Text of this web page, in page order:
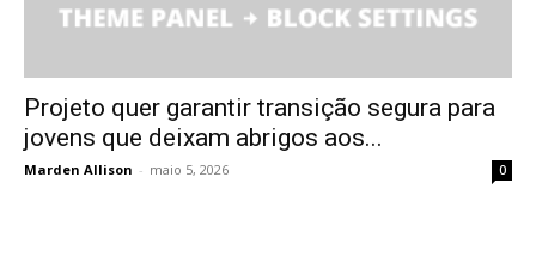
Projeto quer garantir transição segura para
jovens que deixam abrigos aos...
Marden Allison - maio 5, 2026 0